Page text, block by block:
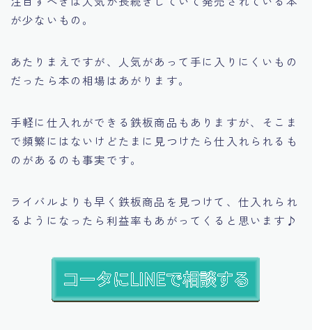
が少ないもの。
あたりまえですが、人気があって手に入りにくいもの
だったら本の相場はあがります。
手軽に仕入れができる鉄板商品もありますが、そこま
で頻繁にはないけどたまに見つけたら仕入れられるも
のがあるのも事実です。
ライバルよりも早く鉄板商品を見つけて、仕入れられ
るようになったら利益率もあがってくると思います♪